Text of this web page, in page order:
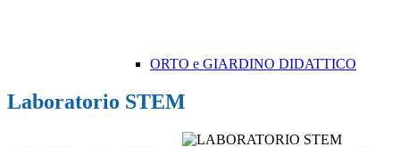
ORTO e GIARDINO DIDATTICO
Laboratorio STEM